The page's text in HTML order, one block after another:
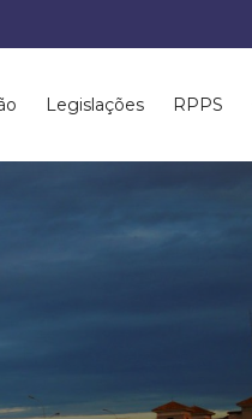
Legislações RPPS